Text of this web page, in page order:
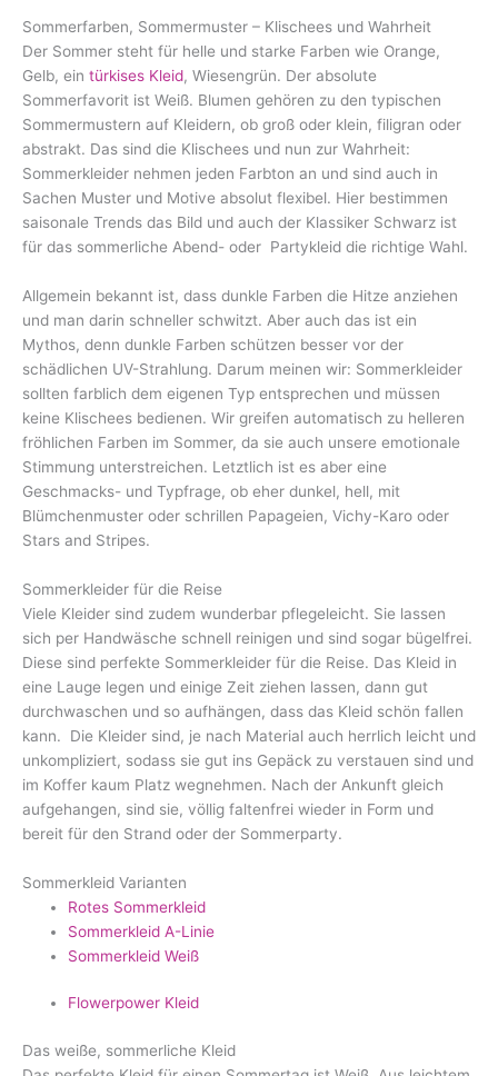
Sommerfarben, Sommermuster – Klischees und Wahrheit
Der Sommer steht für helle und starke Farben wie Orange,
Gelb, ein türkises Kleid, Wiesengrün. Der absolute
Sommerfavorit ist Weiß. Blumen gehören zu den typischen
Sommermustern auf Kleidern, ob groß oder klein, filigran oder
abstrakt. Das sind die Klischees und nun zur Wahrheit:
Sommerkleider nehmen jeden Farbton an und sind auch in
Sachen Muster und Motive absolut flexibel. Hier bestimmen
saisonale Trends das Bild und auch der Klassiker Schwarz ist
für das sommerliche Abend- oder Partykleid die richtige Wahl.
Allgemein bekannt ist, dass dunkle Farben die Hitze anziehen
und man darin schneller schwitzt. Aber auch das ist ein
Mythos, denn dunkle Farben schützen besser vor der
schädlichen UV-Strahlung. Darum meinen wir: Sommerkleider
sollten farblich dem eigenen Typ entsprechen und müssen
keine Klischees bedienen. Wir greifen automatisch zu helleren
fröhlichen Farben im Sommer, da sie auch unsere emotionale
Stimmung unterstreichen. Letztlich ist es aber eine
Geschmacks- und Typfrage, ob eher dunkel, hell, mit
Blümchenmuster oder schrillen Papageien, Vichy-Karo oder
Stars and Stripes.
Sommerkleider für die Reise
Viele Kleider sind zudem wunderbar pflegeleicht. Sie lassen
sich per Handwäsche schnell reinigen und sind sogar bügelfrei.
Diese sind perfekte Sommerkleider für die Reise. Das Kleid in
eine Lauge legen und einige Zeit ziehen lassen, dann gut
durchwaschen und so aufhängen, dass das Kleid schön fallen
kann. Die Kleider sind, je nach Material auch herrlich leicht und
unkompliziert, sodass sie gut ins Gepäck zu verstauen sind und
im Koffer kaum Platz wegnehmen. Nach der Ankunft gleich
aufgehangen, sind sie, völlig faltenfrei wieder in Form und
bereit für den Strand oder der Sommerparty.
Sommerkleid Varianten
Rotes Sommerkleid
Sommerkleid A-Linie
Sommerkleid Weiß
Flowerpower Kleid
Das weiße, sommerliche Kleid